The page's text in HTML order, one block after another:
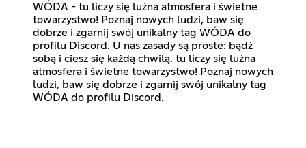
WÓDA - tu liczy się luźna atmosfera i świetne
towarzystwo! Poznaj nowych ludzi, baw się
dobrze i zgarnij swój unikalny tag WÓDA do
profilu Discord. U nas zasady są proste: bądź
sobą i ciesz się każdą chwilą. tu liczy się luźna
atmosfera i świetne towarzystwo! Poznaj nowych
ludzi, baw się dobrze i zgarnij swój unikalny tag
WÓDA do profilu Discord.